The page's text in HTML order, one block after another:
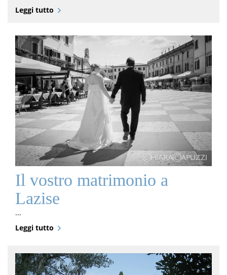
Leggi tutto
Il vostro matrimonio a
Lazise
...
Leggi tutto